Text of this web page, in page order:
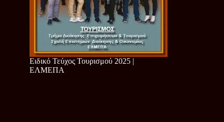
Ειδικό Τεύχος Τουρισμού 2025 |
ΕΛΜΕΠΑ